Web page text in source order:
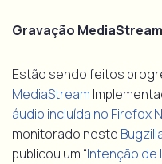
Gravação MediaStream
Estão sendo feitos
MediaStream
áudio incluída no Firefox
monitorado neste
publicou um “Intenção de